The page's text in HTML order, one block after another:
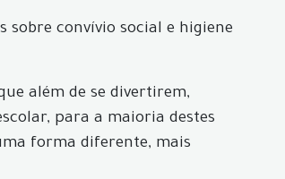
sobre convívio social e higiene
além de se divertirem,
para a maioria destes
forma diferente, mais